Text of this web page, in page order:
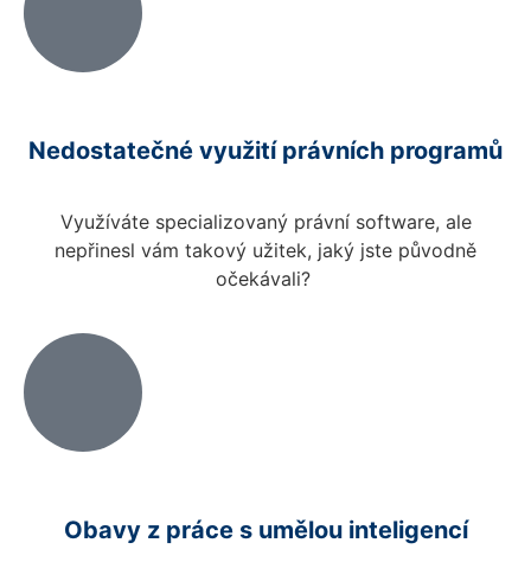
Nedostatečné využití právních programů
Využíváte specializovaný právní software, ale
nepřinesl vám takový užitek, jaký jste původně
očekávali?
Obavy z práce s umělou inteligencí